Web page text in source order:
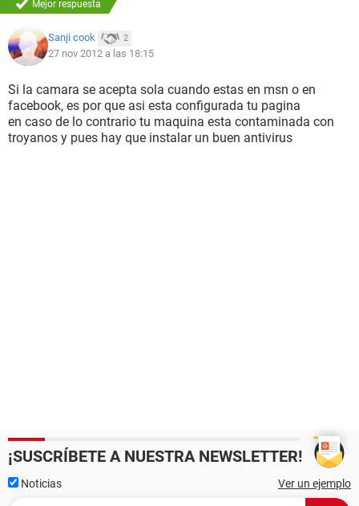
Mejor respuesta
Sanji cook 2
27 nov 2012 a las 18:15
Si la camara se acepta sola cuando estas en msn o en
facebook, es por que asi esta configurada tu pagina
en caso de lo contrario tu maquina esta contaminada con
troyanos y pues hay que instalar un buen antivirus
¡SUSCRÍBETE A NUESTRA NEWSLETTER!
Noticias Ver un ejemplo